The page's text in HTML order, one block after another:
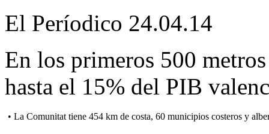
El Períodico 24.04.14
En los primeros 500
hasta el 15% del PIB
• La Comunitat tiene 454 km de costa, 60 municipios costeros y